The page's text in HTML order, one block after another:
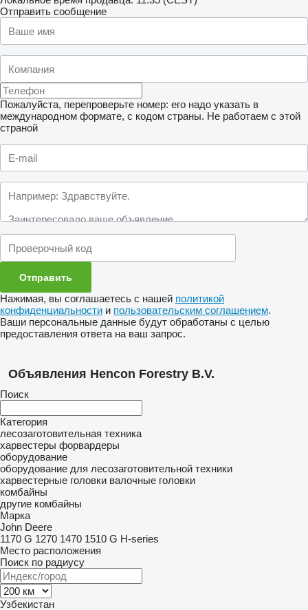
Отправить сообщение
Пожалуйста, перепроверьте номер: его надо указать в
международном формате, с кодом страны. Не работаем с этой
страной
Нажимая, вы соглашаетесь с нашей политикой
конфиденциальности и пользовательским соглашением.
Ваши персональные данные будут обработаны с целью
предоставления ответа на ваш запрос.
Объявления Hencon Forestry B.V.
Поиск
Категория
лесозаготовительная техника
харвестеры форвардеры
оборудование
оборудование для лесозаготовительной техники
харвестерные головки валочные головки
комбайны
другие комбайны
Марка
John Deere
1170 G 1270 1470 1510 G H-series
Место расположения
Поиск по радиусу
Узбекистан